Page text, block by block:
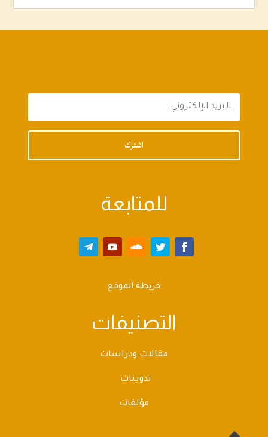
اشترك
للمتابعة
خريطة الموقع
التصنيفات
مقالات ودراسات
تدوينات
مؤلفات